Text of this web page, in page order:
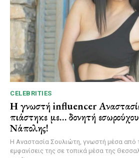
CELEBRITIES
Η γνωστή influencer
πιάστηκε με… δονητή εσωρούχου
Νάπολης!
Η Αναστασία Σουλιώτη, γνωστή μέσα από
εμφανίσεις της σε τοπικά μέσα της